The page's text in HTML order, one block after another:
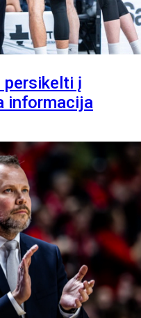
persikelti į
informacija